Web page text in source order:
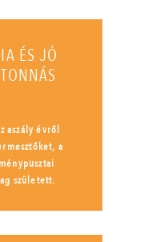
ÉS JÓ
aszály évről
a
született.